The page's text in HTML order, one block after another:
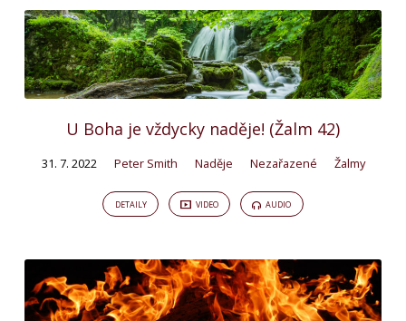
U Boha je vždycky naděje! (Žalm 42)
31. 7. 2022 Peter Smith Naděje Nezařazené Žalmy
DETAILY VIDEO AUDIO